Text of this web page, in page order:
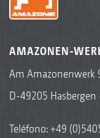
AMAZONEN-
Am Amazonenwerk
D-49205 Hasbergen
Teléfono:+49